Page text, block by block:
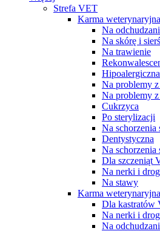
Strefa VET
Karma
Na
Na skórę i
Na trawienie
Na problemy
Na problemy
Cukrzyca
Po sterylizacji
Na schorzenia
Dentystyczna
Na schorzenia
Dla szczeniąt
Na nerki i
Na stawy
Karma
Dla kastratów
Na nerki i
Na